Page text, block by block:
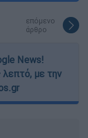
επόμενο
άρθρο
News!
λεπτό, με την